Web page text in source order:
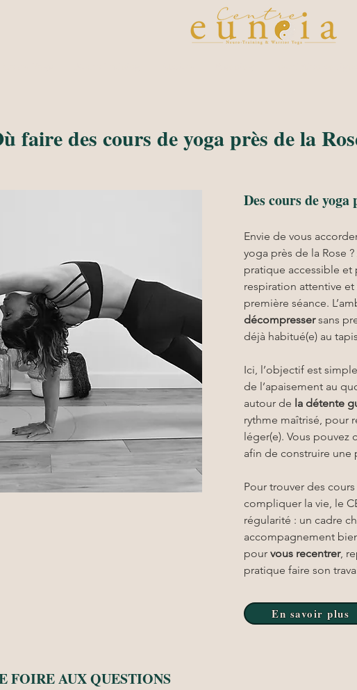
faire des cours de yoga près de la
Des cours de yoga
Envie de vous
yoga près de la Rose
pratique accessible et
respiration attentive
première séance.
décompresser sans
déjà habitué(e) au
Ici, l’objectif est
de l’apaisement au
autour de la détente
rythme maîtrisé, pour
léger(e). Vous
afin de construire une
Pour trouver des
compliquer la vie, le
régularité : un cadre
accompagnement
pour vous recentrer,
pratique faire son
En savoir plus
FOIRE AUX QUESTIONS